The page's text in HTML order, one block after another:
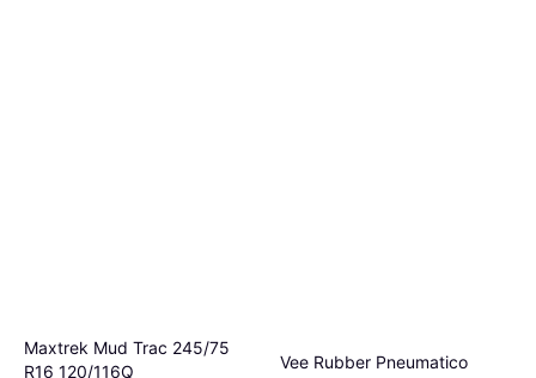
Maxtrek Mud Trac 245/75
R16 120/116Q
Vee Rubber Pneumatico